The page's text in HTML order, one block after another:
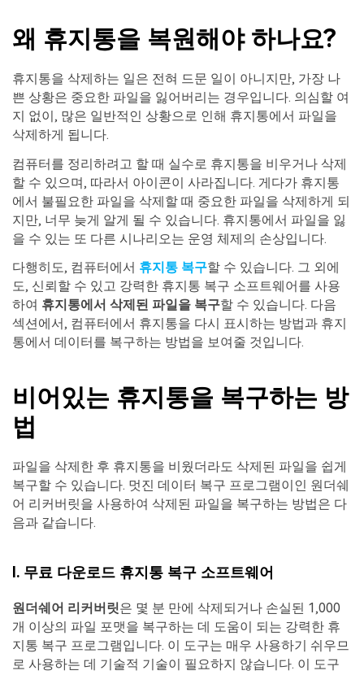
왜 휴지통을 복원해야 하나요?
휴지통을 삭제하는 일은 전혀 드문 일이 아니지만, 가장 나
쁜 상황은 중요한 파일을 잃어버리는 경우입니다. 의심할 여
지 없이, 많은 일반적인 상황으로 인해 휴지통에서 파일을
삭제하게 됩니다.
컴퓨터를 정리하려고 할 때 실수로 휴지통을 비우거나 삭제
할 수 있으며, 따라서 아이콘이 사라집니다. 게다가 휴지통
에서 불필요한 파일을 삭제할 때 중요한 파일을 삭제하게 되
지만, 너무 늦게 알게 될 수 있습니다. 휴지통에서 파일을 잃
을 수 있는 또 다른 시나리오는 운영 체제의 손상입니다.
다행히도, 컴퓨터에서 휴지통 복구할 수 있습니다. 그 외에
도, 신뢰할 수 있고 강력한 휴지통 복구 소프트웨어를 사용
하여 휴지통에서 삭제된 파일을 복구할 수 있습니다. 다음
섹션에서, 컴퓨터에서 휴지통을 다시 표시하는 방법과 휴지
통에서 데이터를 복구하는 방법을 보여줄 것입니다.
비어있는 휴지통을 복구하는 방
법
파일을 삭제한 후 휴지통을 비웠더라도 삭제된 파일을 쉽게
복구할 수 있습니다. 멋진 데이터 복구 프로그램이인 원더쉐
어 리커버릿을 사용하여 삭제된 파일을 복구하는 방법은 다
음과 같습니다.
I. 무료 다운로드 휴지통 복구 소프트웨어
원더쉐어 리커버릿은 몇 분 만에 삭제되거나 손실된 1,000
개 이상의 파일 포맷을 복구하는 데 도움이 되는 강력한 휴
지통 복구 프로그램입니다. 이 도구는 매우 사용하기 쉬우므
로 사용하는 데 기술적 기술이 필요하지 않습니다. 이 도구